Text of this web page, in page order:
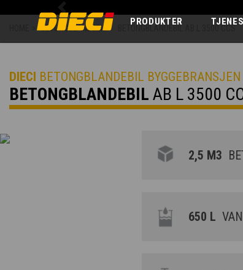
PRODUKTER
Previous
BETONGBLANDEBIL >
DIECI BETONGBLANDEBIL BYGGEBRANSJEN
BETONGBLANDEBIL AB L 3500
2,5 M3
650 L